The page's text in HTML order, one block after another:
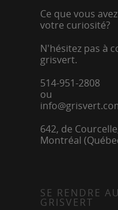
Ce que vous
votre curiosité?
N'hésitez pas à
grisvert.
514-951-2808
ou
642, de
Montréal
SE RENDRE
GRISVERT